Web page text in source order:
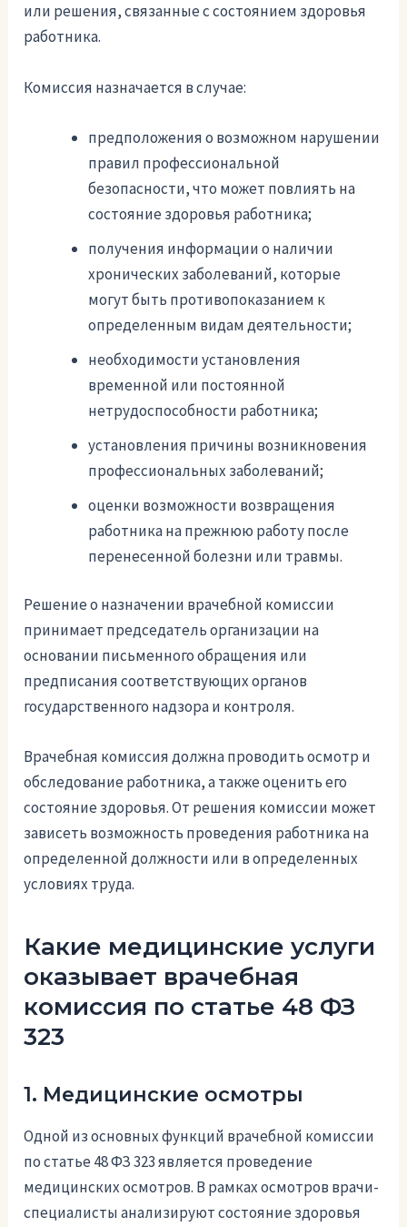
или решения, связанные с состоянием здоровья
работника.
Комиссия назначается в случае:
предположения о возможном нарушении
правил профессиональной
безопасности, что может повлиять на
состояние здоровья работника;
получения информации о наличии
хронических заболеваний, которые
могут быть противопоказанием к
определенным видам деятельности;
необходимости установления
временной или постоянной
нетрудоспособности работника;
установления причины возникновения
профессиональных заболеваний;
оценки возможности возвращения
работника на прежнюю работу после
перенесенной болезни или травмы.
Решение о назначении врачебной комиссии
принимает председатель организации на
основании письменного обращения или
предписания соответствующих органов
государственного надзора и контроля.
Врачебная комиссия должна проводить осмотр и
обследование работника, а также оценить его
состояние здоровья. От решения комиссии может
зависеть возможность проведения работника на
определенной должности или в определенных
условиях труда.
Какие медицинские услуги
оказывает врачебная
комиссия по статье 48 ФЗ
323
1. Медицинские осмотры
Одной из основных функций врачебной комиссии
по статье 48 ФЗ 323 является проведение
медицинских осмотров. В рамках осмотров врачи-
специалисты анализируют состояние здоровья